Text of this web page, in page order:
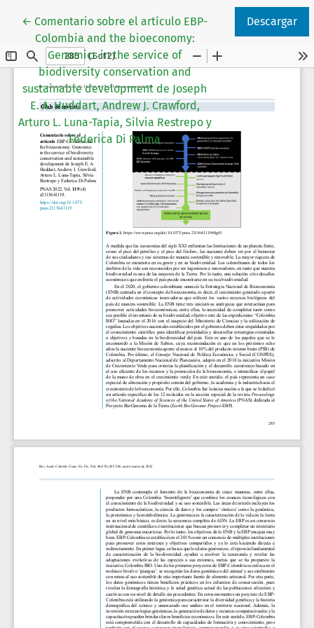
← Volver a los detalles del artículo
Comentario sobre el artículo EBP-
Colombia and the bioeconomy:
Genomics in the service of
biodiversity conservation and
sustainable development de Joseph
E. A. Huddart, Andrew J. Crawford,
Arturo L. Luna-Tapia, Silvia Restrepo y
Federica Di Palma
Descargar